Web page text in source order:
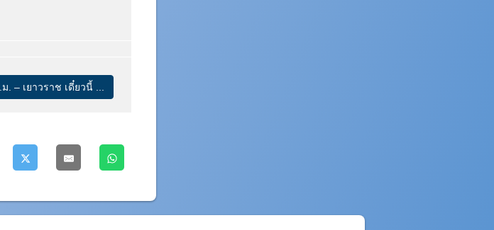
– เยาวราช เดี๋ยวนี้ ...